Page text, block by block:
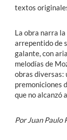
textos
La obra narra
arrepentido de
galante, con
melodías de
obras diversas:
premoniciones
que no alcanzó
Por Juan Paulo